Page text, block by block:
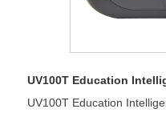
UV100T Education
UV100T Education